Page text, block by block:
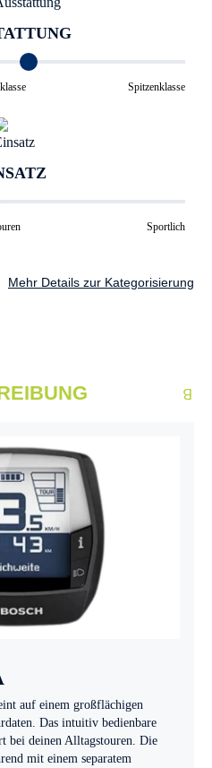
Spitzenklasse
Sportlich
Mehr Details zur Kategorisierung
auf einem großflächigen
Das intuitiv bedienbare
bei deinen Alltagstouren. Die
mit einem separatem